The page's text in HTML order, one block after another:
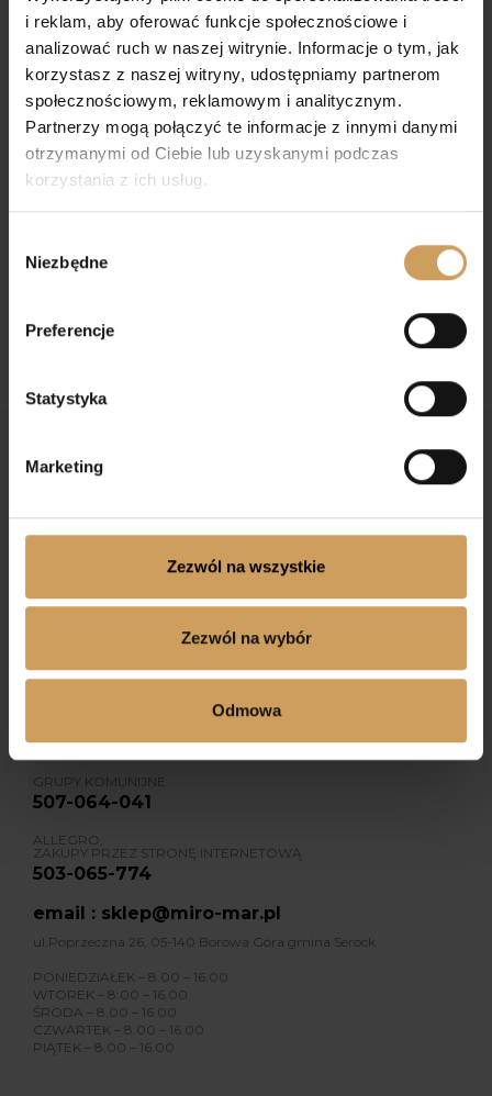
i reklam, aby oferować funkcje społecznościowe i
analizować ruch w naszej witrynie. Informacje o tym, jak
korzystasz z naszej witryny, udostępniamy partnerom
społecznościowym, reklamowym i analitycznym.
Partnerzy mogą połączyć te informacje z innymi danymi
otrzymanymi od Ciebie lub uzyskanymi podczas
korzystania z ich usług.
zgody
Niezbędne
Preferencje
Statystyka
Marketing
Zezwól na wszystkie
Zezwól na wybór
Odmowa
Bielizna Kielichowa
100,00
Bielizna Kielichowa
Dołącz do nas na Facebooku
Dołącz do nas na Instagramie
KONTAKT
GRUPY KOMUNIJNE
507-064-041
ALLEGRO,
ZAKUPY PRZEZ STRONĘ INTERNETOWĄ
503-065-774
email : sklep@miro-mar.pl
ul.Poprzeczna 26, 05-140 Borowa Góra gmina Serock
PONIEDZIAŁEK – 8.00 – 16.00
WTOREK – 8:00 – 16.00
ŚRODA – 8.00 – 16.00
CZWARTEK – 8.00 – 16.00
PIĄTEK – 8.00 – 16.00